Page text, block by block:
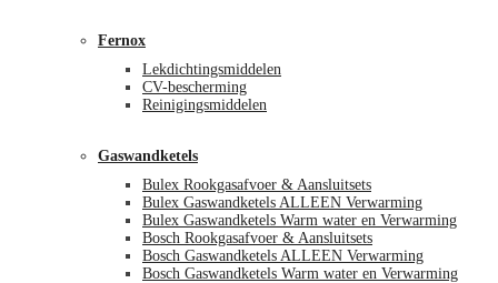
Fernox
Lekdichtingsmiddelen
CV-bescherming
Reinigingsmiddelen
Gaswandketels
Bulex Rookgasafvoer & Aansluitsets
Bulex Gaswandketels ALLEEN Verwarming
Bulex Gaswandketels Warm water en Verwarming
Bosch Rookgasafvoer & Aansluitsets
Bosch Gaswandketels ALLEEN Verwarming
Bosch Gaswandketels Warm water en Verwarming